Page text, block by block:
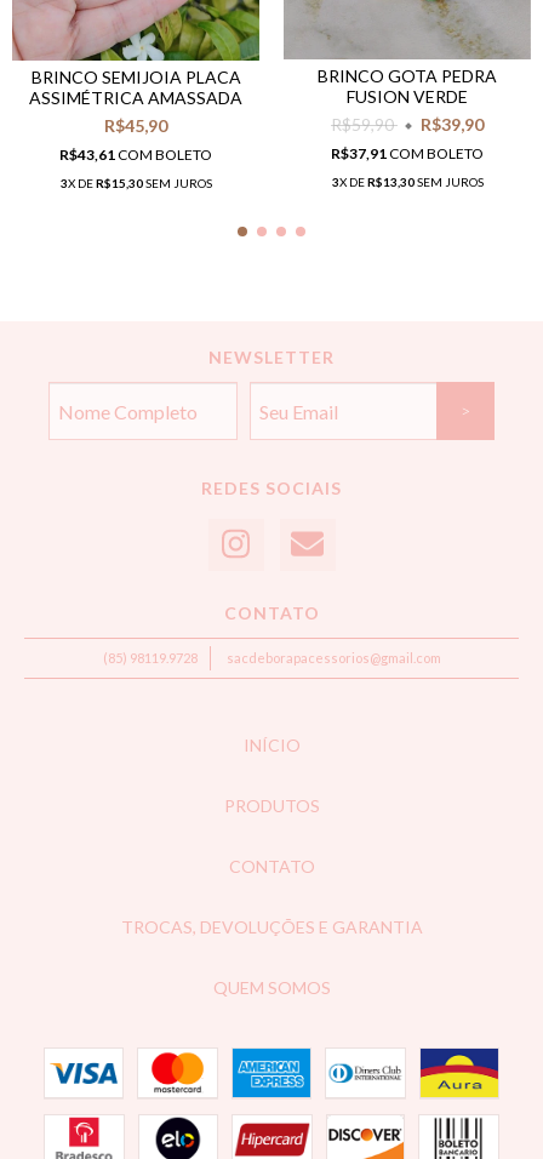
BRINCO SEMIJOIA PLACA
ASSIMÉTRICA AMASSADA
R$45,90
R$43,61 COM BOLETO
3X DER$15,30SEM JUROS
BRINCO GOTA PEDRA
FUSION VERDE
R$59,90
R$39,90
R$37,91COM BOLETO
3X DER$13,30SEM JUROS
NEWSLETTER
REDES SOCIAIS
CONTATO
(85) 98119.9728 sacdeborapacessorios@gmail.com
INÍCIO
PRODUTOS
CONTATO
TROCAS, DEVOLUÇÕES E GARANTIA
QUEM SOMOS